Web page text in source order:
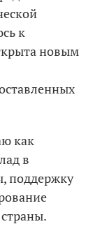
к
новым
как
в
поддержку